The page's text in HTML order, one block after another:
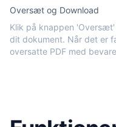
Oversæt og Download
Klik på knappen
dit dokument. Når det er
oversatte PDF med